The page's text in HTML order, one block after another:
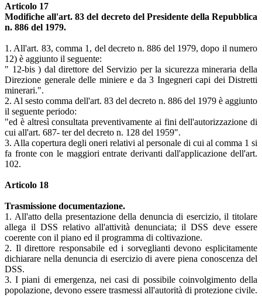
Articolo 17
Modifiche all'art. 83 del decreto del Presidente della Repubblica
n. 886 del 1979.
1. All'art. 83, comma 1, del decreto n. 886 del 1979, dopo il numero
12) è aggiunto il seguente:
" 12-bis ) dal direttore del Servizio per la sicurezza mineraria della
Direzione generale delle miniere e da 3 Ingegneri capi dei Distretti
minerari.".
2. Al sesto comma dell'art. 83 del decreto n. 886 del 1979 è aggiunto
il seguente periodo:
"ed è altresì consultata preventivamente ai fini dell'autorizzazione di
cui all'art. 687- ter del decreto n. 128 del 1959".
3. Alla copertura degli oneri relativi al personale di cui al comma 1 si
fa fronte con le maggiori entrate derivanti dall'applicazione dell'art.
102.
Articolo 18
Trasmissione documentazione.
1. All'atto della presentazione della denuncia di esercizio, il titolare
allega il DSS relativo all'attività denunciata; il DSS deve essere
coerente con il piano ed il programma di coltivazione.
2. Il direttore responsabile ed i sorveglianti devono esplicitamente
dichiarare nella denuncia di esercizio di avere piena conoscenza del
DSS.
3. I piani di emergenza, nei casi di possibile coinvolgimento della
popolazione, devono essere trasmessi all'autorità di protezione civile.